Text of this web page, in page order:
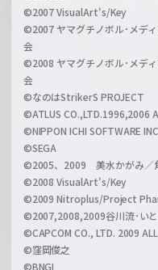
r
z
©2007 VisualArt's/Key
©2007 ヤマグチノボル･メデ
会
©2008 ヤマグチノボル･メデ
会
©なのはStrikerS PROJECT
©ATLUS CO.,LTD.1996,2006
©NIPPON ICHI SOFTWARE
©SEGA
©2005、2009 美水かがみ／
©2008 VisualArt's/Key
©2009 Nitroplus/Project
©2007,2008,2009谷川流･い
©CAPCOM CO., LTD. 2009 ALL
©窪岡俊之
©BNGI